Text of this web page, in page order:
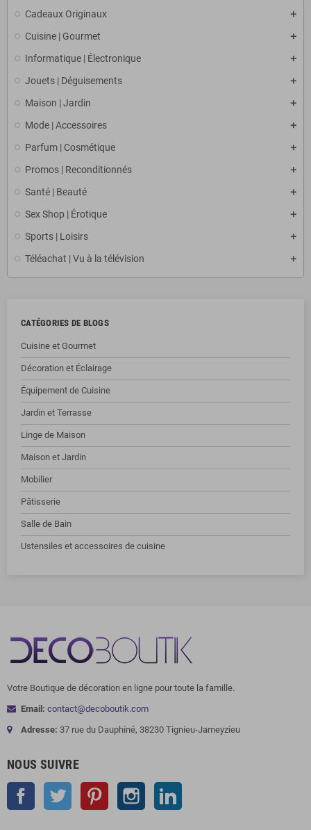
Cadeaux Originaux
Cuisine | Gourmet
Informatique | Électronique
Jouets | Déguisements
Maison | Jardin
Mode | Accessoires
Parfum | Cosmétique
Promos | Reconditionnés
Santé | Beauté
Sex Shop | Érotique
Sports | Loisirs
Téléachat | Vu à la télévision
CATÉGORIES DE BLOGS
Cuisine et Gourmet
Décoration et Éclairage
Équipement de Cuisine
Jardin et Terrasse
Linge de Maison
Maison et Jardin
Mobilier
Pâtisserie
Salle de Bain
Ustensiles et accessoires de cuisine
Votre Boutique de décoration en ligne pour toute la famille.
Email: contact@decoboutik.com
Adresse: 37 rue du Dauphiné, 38230 Tignieu-Jameyzieu
NOUS SUIVRE
Facebook Twitter Pinterest Instagram